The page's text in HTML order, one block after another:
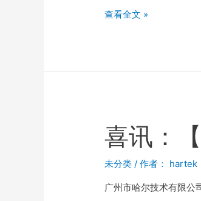
查看全文 »
喜讯：
未分类 / 作者： hartek
广州市哈尔技术有限公